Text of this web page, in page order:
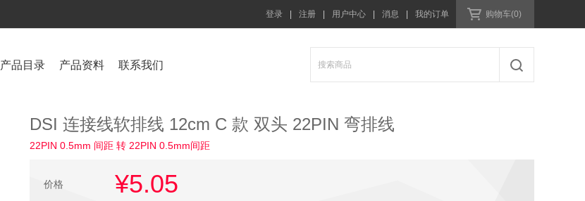
登录 注册 用户中心 消息 我的订单 购物车(0)
产品目录 产品资料 联系我们
DSI 连接线软排线 12cm C 款 双头 22PIN 弯排线
22PIN 0.5mm 间距 转 22PIN 0.5mm间距
价格 ¥5.05